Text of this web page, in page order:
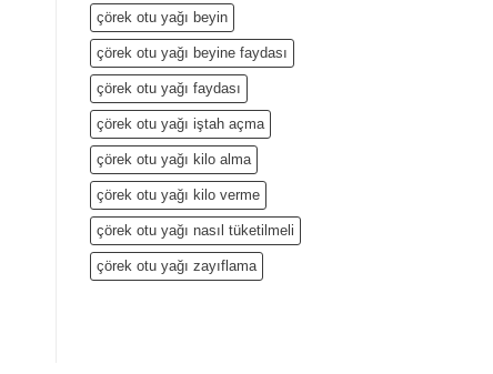
çörek otu yağı beyin
çörek otu yağı beyine faydası
çörek otu yağı faydası
çörek otu yağı iştah açma
çörek otu yağı kilo alma
çörek otu yağı kilo verme
çörek otu yağı nasıl tüketilmeli
çörek otu yağı zayıflama